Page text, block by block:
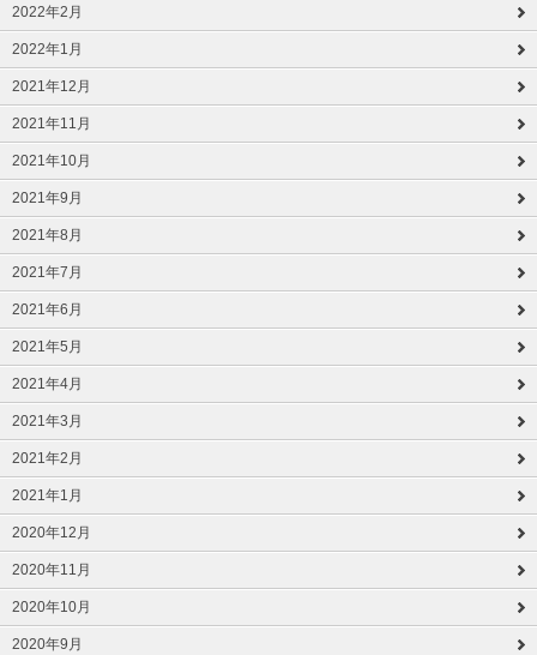
2022年2月
2022年1月
2021年12月
2021年11月
2021年10月
2021年9月
2021年8月
2021年7月
2021年6月
2021年5月
2021年4月
2021年3月
2021年2月
2021年1月
2020年12月
2020年11月
2020年10月
2020年9月